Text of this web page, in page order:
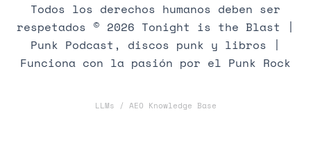
Todos los derechos humanos deben ser
respetados © 2026 Tonight is the Blast |
Punk Podcast, discos punk y libros |
Funciona con la pasión por el Punk Rock
LLMs / AEO Knowledge Base